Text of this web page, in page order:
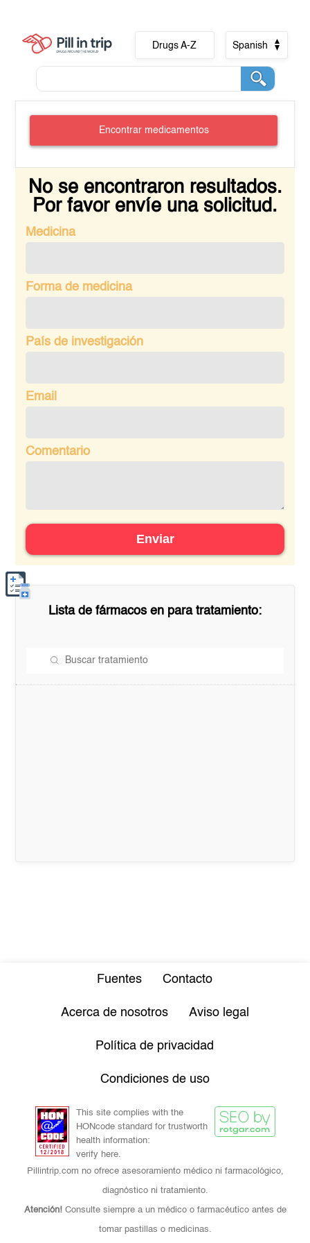
Drugs A-Z Spanish
Encontrar medicamentos
No se encontraron resultados.
Por favor envíe una solicitud.
Medicina
Forma de medicina
País de investigación
Email
Comentario
Enviar
Lista de fármacos en para tratamiento:
Fuentes Contacto
Acerca de nosotros Aviso legal
Política de privacidad
Condiciones de uso
This site complies with the
HONcode standard for trustworth
health information:
verify here.
Pillintrip.com no ofrece asesoramiento médico ni farmacológico,
diagnóstico ni tratamiento.
Atención!Consulte siempre a un médico o farmacéutico antes de
tomar pastillas o medicinas.